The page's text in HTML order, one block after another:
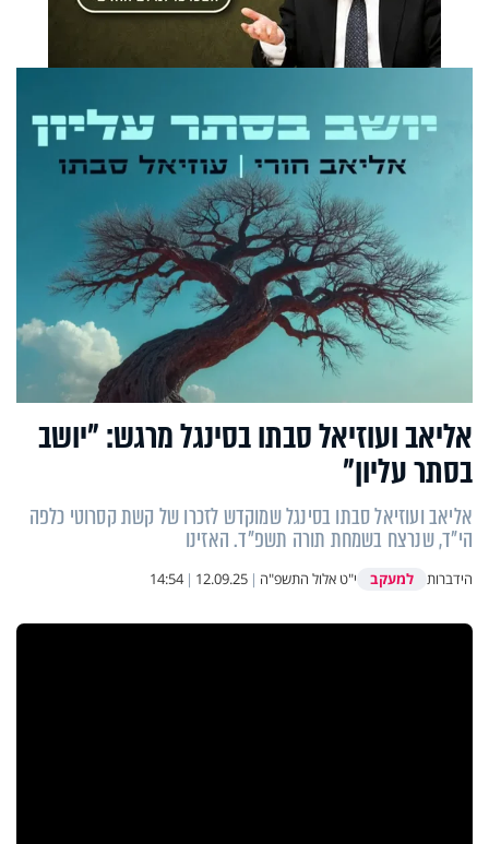
אליאב ועוזיאל סבתו בסינגל מרגש: "יושב
בסתר עליון"
אליאב ועוזיאל סבתו בסינגל שמוקדש לזכרו של קשת קסרוטי כלפה
הי"ד, שנרצח בשמחת תורה תשפ"ד. האזינו
הידברות למעקב י"ט אלול התשפ"ה |
12.09.25
|
14:54